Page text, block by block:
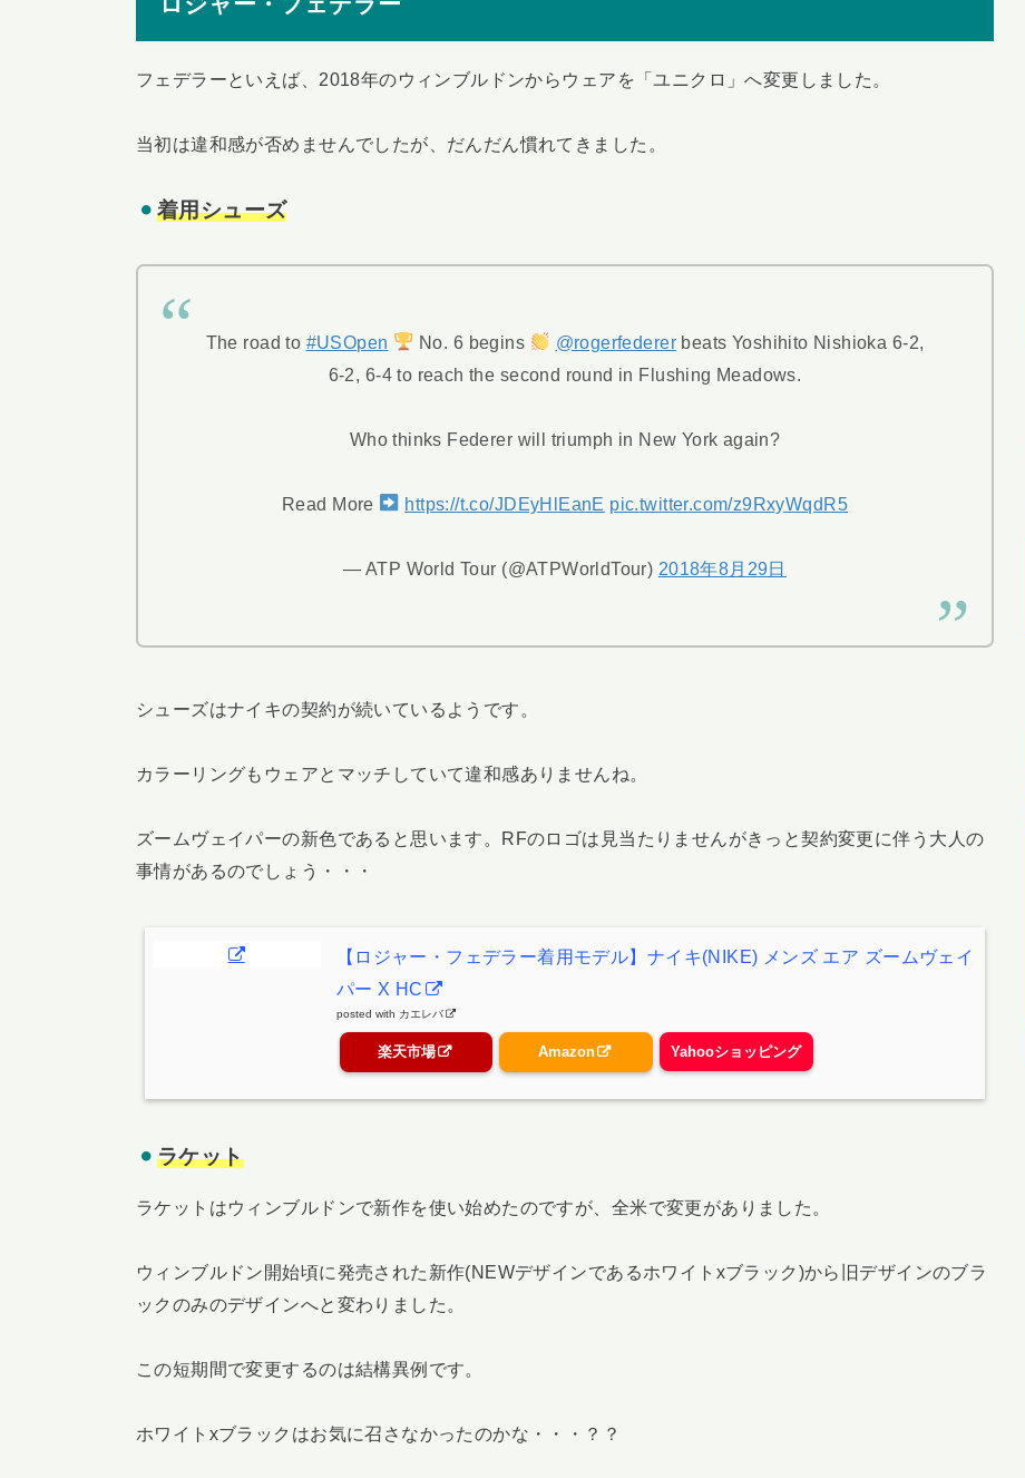
フェデラーといえば、2018年のウィンブルドンからウェアを「ユニクロ」へ変更しました。
当初は違和感が否めませんでしたが、だんだん慣れてきました。
着用シューズ
The road to #USOpen No. 6 begins @rogerfedererbeats Yoshihito Nishioka 6-2,
6-2, 6-4 to reach the second round in Flushing Meadows.
Who thinks Federer will triumph in New York again?
Read More https://t.co/JDEyHlEanE pic.twitter.com/z9RxyWqdR5
— ATP World Tour (@ATPWorldTour) 2018年8月29日
シューズはナイキの契約が続いているようです。
カラーリングもウェアとマッチしていて違和感ありませんね。
ズームヴェイパーの新色であると思います。RFのロゴは見当たりませんがきっと契約変更に伴う大人の
事情があるのでしょう・・・
【ロジャー・フェデラー着用モデル】ナイキ(NIKE) メンズ エア ズームヴェイ
パー X HC
posted with カエレバ
楽天市場 Amazon Yahooショッピング
ラケット
ラケットはウィンブルドンで新作を使い始めたのですが、全米で変更がありました。
ウィンブルドン開始頃に発売された新作(NEWデザインであるホワイトxブラック)から旧デザインのブラ
ックのみのデザインへと変わりました。
この短期間で変更するのは結構異例です。
ホワイトxブラックはお気に召さなかったのかな・・・？？